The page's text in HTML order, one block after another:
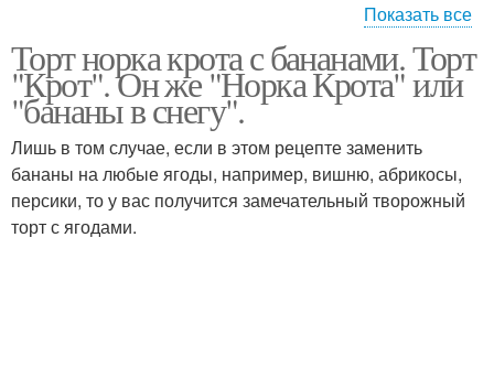
Крем для торта Медовик в мультиварке
Рука в мультиварке Сметанный торт
Показать все
Торт норка крота с бананами. Торт
"Крот". Он же "Норка Крота" или
"бананы в снегу".
Лишь в том случае, если в этом рецепте заменить
бананы на любые ягоды, например, вишню, абрикосы,
персики, то у вас получится замечательный творожный
торт с ягодами.